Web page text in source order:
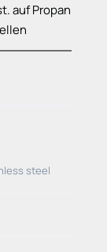
auf Propan
steel